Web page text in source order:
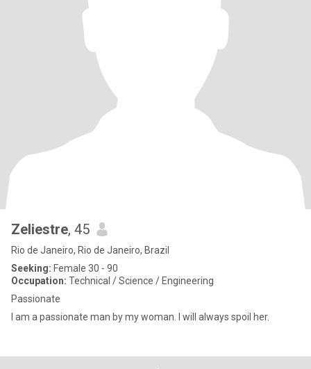
Zeliestre, 45
Rio de Janeiro, Rio de Janeiro, Brazil
Seeking: Female 30 - 90
Occupation: Technical / Science / Engineering
Passionate
I am a passionate man by my woman. I will always spoil her.